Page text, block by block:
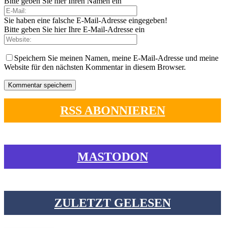
Sie haben eine falsche E-Mail-Adresse eingegeben!
Bitte geben Sie hier Ihre E-Mail-Adresse ein
Speichern Sie meinen Namen, meine E-Mail-Adresse und meine
Website für den nächsten Kommentar in diesem Browser.
RSS ABONNIEREN
MASTODON
ZULETZT GELESEN